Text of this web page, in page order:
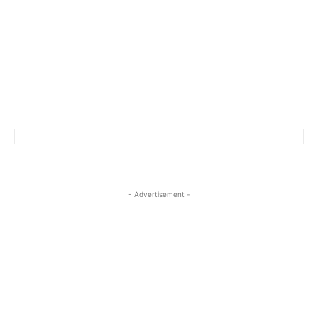
- Advertisement -